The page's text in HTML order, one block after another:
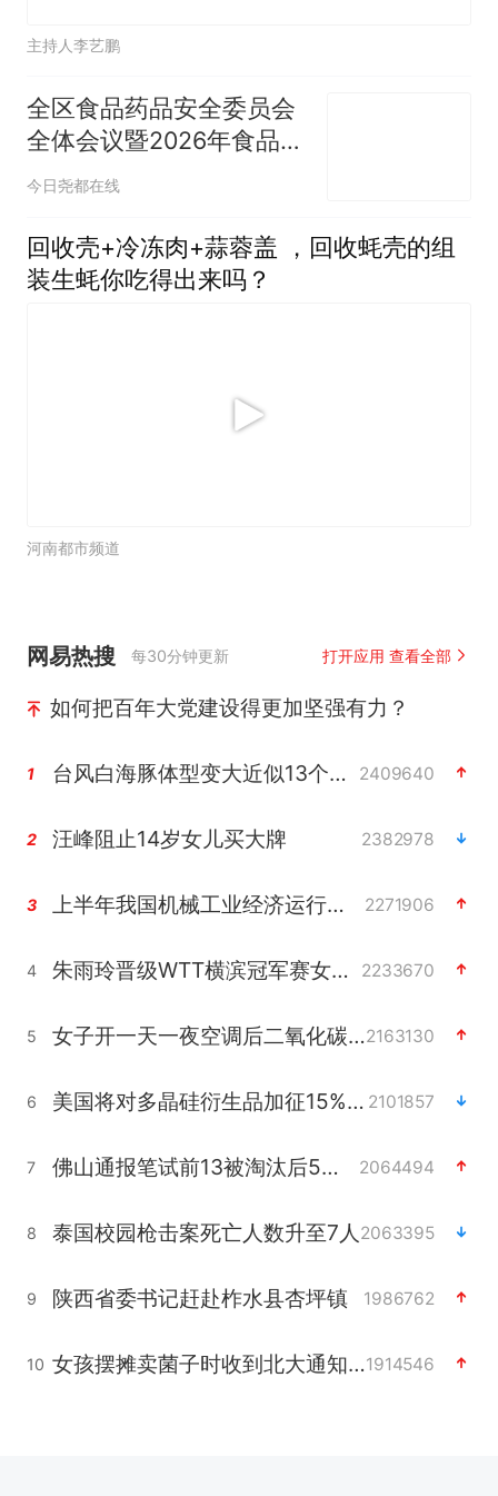
主持人李艺鹏
全区食品药品安全委员会
全体会议暨2026年食品药
品安全工作推进会召开
今日尧都在线
回收壳+冷冻肉+蒜蓉盖 ，回收蚝壳的组
装生蚝你吃得出来吗？
河南都市频道
网易热搜 每30分钟更新 打开应用 查看全部
如何把百年大党建设得更加坚强有力？
1 台风白海豚体型变大近似13个浙江面积 2409640
2 汪峰阻止14岁女儿买大牌 2382978
3 上半年我国机械工业经济运行稳中有进 2271906
4 朱雨玲晋级WTT横滨冠军赛女单八强 2233670
5 女子开一天一夜空调后二氧化碳中毒2163130
6 美国将对多晶硅衍生品加征15%关税 2101857
7 佛山通报笔试前13被淘汰后5名进体检 2064494
8 泰国校园枪击案死亡人数升至7人 2063395
9 陕西省委书记赶赴柞水县杏坪镇 1986762
10 女孩摆摊卖菌子时收到北大通知书1914546